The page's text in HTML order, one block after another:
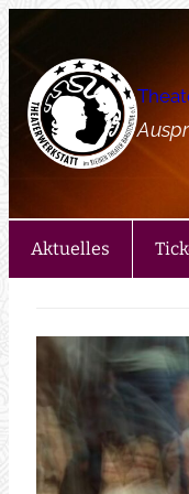
springen
Aktuelles